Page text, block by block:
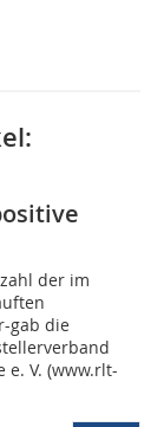
der im
gab die
e. V. (www.rlt-